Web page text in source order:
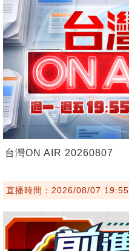
台灣ON AIR 20260807
直播時間：2026/08/07 19:55